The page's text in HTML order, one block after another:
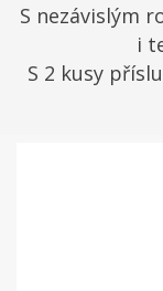
S nezávislým
i
S 2 kusy